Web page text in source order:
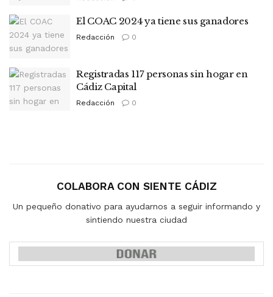
El COAC 2024 ya tiene sus ganadores
Redacción 0
Registradas 117 personas sin hogar en
Cádiz Capital
Redacción 0
COLABORA CON SIENTE CÁDIZ
Un pequeño donativo para ayudarnos a seguir informando y
sintiendo nuestra ciudad